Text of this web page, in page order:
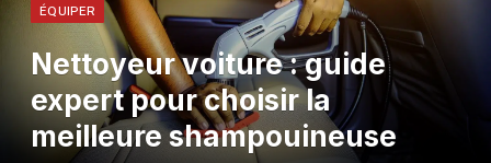
ÉQUIPER
Nettoyeur voiture : guide
expert pour choisir la
meilleure shampouineuse